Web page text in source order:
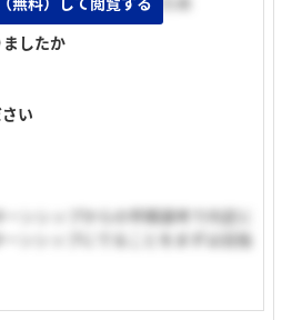
したか
い
ンシップからの早期選考で内定に
ーンシップにでることをまずは目指